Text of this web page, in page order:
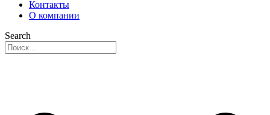
Контакты
О компании
Search